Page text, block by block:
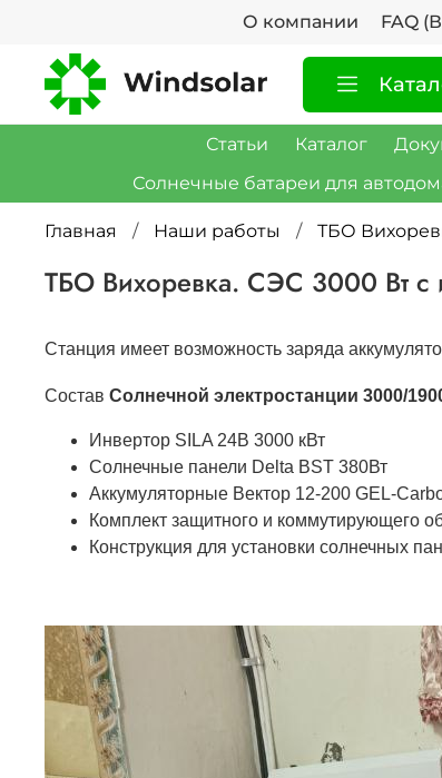
О компании FAQ
Статьи Каталог
Солнечные батареи для
Главная Наши работы ТБО
ТБО Вихоревка. СЭС 3000 Вт с
Станция имеет возможность заряда
Состав Солнечной электростанции 3000/
Инвертор SILA 24В 3000 кВт
Солнечные панели Delta BST 380Вт
Аккумуляторные Вектор 12-200 GEL-
Комплект защитного и коммутирующего
Конструкция для установки солнечных